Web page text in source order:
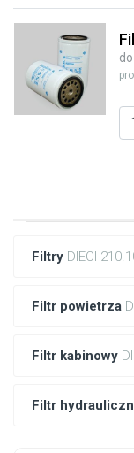
Filtry DIECI
Filtr powietrza
Filtr kabinowy
Filtr